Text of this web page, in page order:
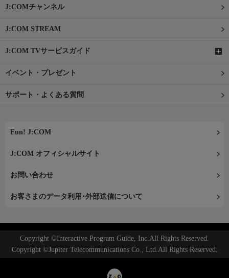
J:COMチャンネル
J:COM STREAM
J:COM TVサービスガイド
イベント・プレゼント
サポート・よくある質問
Fun! J:COM
J:COM オフィシャルサイト
お問い合わせ
お客さまのデータ利用･外部送信について
Copyright ©Interactive Program Guide, Inc.All Rights Reserved.
Copyright ©Jupiter Telecommunications Co., Ltd.All Rights Reserved.